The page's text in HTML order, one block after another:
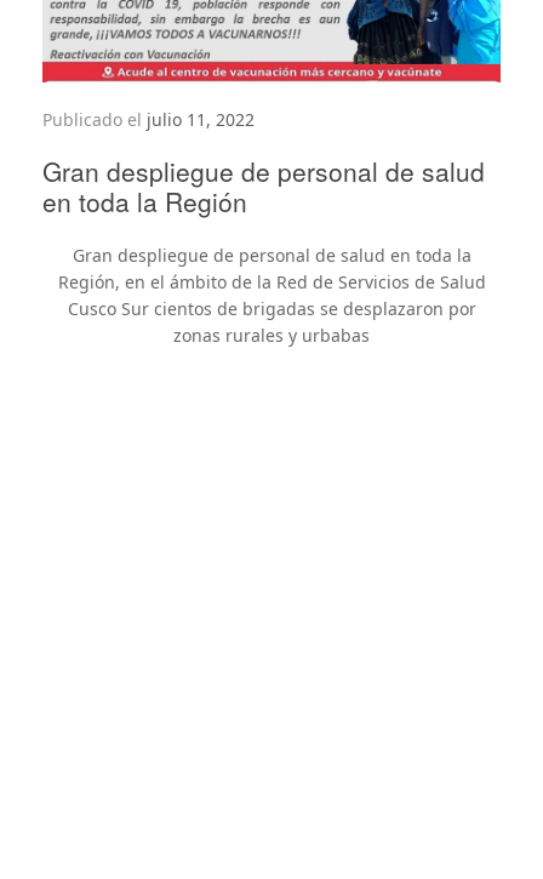
Publicado el julio 11, 2022
Gran despliegue de personal de salud
en toda la Región
Gran despliegue de personal de salud en toda la
Región, en el ámbito de la Red de Servicios de Salud
Cusco Sur cientos de brigadas se desplazaron por
zonas rurales y urbabas